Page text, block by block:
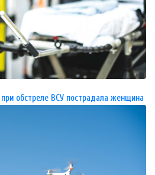
обстреле ВСУ пострадала женщина